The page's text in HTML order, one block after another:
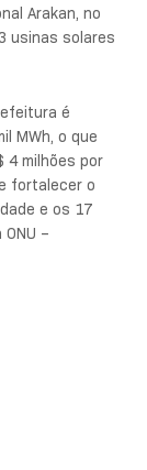
Arakan, no
usinas solares
é
MWh, o que
4 milhões por
fortalecer o
e os 17
–